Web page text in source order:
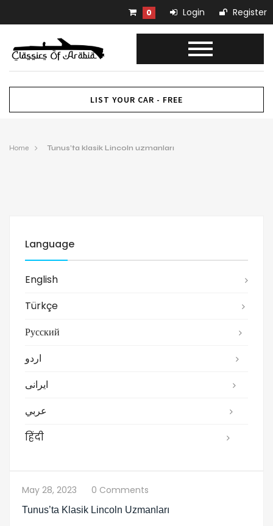
0 Login Register
LIST YOUR CAR - FREE
Home Tunus’ta klasik Lincoln uzmanları
Language
English
Türkçe
Русский
اردو
ایرانی
عربي
हिंदी
May 28, 2023 0 Comments
Tunus’ta Klasik Lincoln Uzmanları